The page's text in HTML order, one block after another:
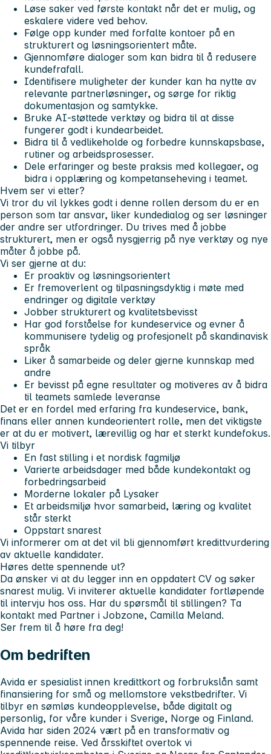
Løse saker ved første kontakt når det er mulig, og
eskalere videre ved behov.
Følge opp kunder med forfalte kontoer på en
strukturert og løsningsorientert måte.
Gjennomføre dialoger som kan bidra til å redusere
kundefrafall.
Identifisere muligheter der kunder kan ha nytte av
relevante partnerløsninger, og sørge for riktig
dokumentasjon og samtykke.
Bruke AI-støttede verktøy og bidra til at disse
fungerer godt i kundearbeidet.
Bidra til å vedlikeholde og forbedre kunnskapsbase,
rutiner og arbeidsprosesser.
Dele erfaringer og beste praksis med kollegaer, og
bidra i opplæring og kompetanseheving i teamet.
Hvem ser vi etter?
Vi tror du vil lykkes godt i denne rollen dersom du er en
person som tar ansvar, liker kundedialog og ser løsninger
der andre ser utfordringer. Du trives med å jobbe
strukturert, men er også nysgjerrig på nye verktøy og nye
måter å jobbe på.
Vi ser gjerne at du:
Er proaktiv og løsningsorientert
Er fremoverlent og tilpasningsdyktig i møte med
endringer og digitale verktøy
Jobber strukturert og kvalitetsbevisst
Har god forståelse for kundeservice og evner å
kommunisere tydelig og profesjonelt på skandinavisk
språk
Liker å samarbeide og deler gjerne kunnskap med
andre
Er bevisst på egne resultater og motiveres av å bidra
til teamets samlede leveranse
Det er en fordel med erfaring fra kundeservice, bank,
finans eller annen kundeorientert rolle, men det viktigste
er at du er motivert, lærevillig og har et sterkt kundefokus.
Vi tilbyr
En fast stilling i et nordisk fagmiljø
Varierte arbeidsdager med både kundekontakt og
forbedringsarbeid
Morderne lokaler på Lysaker
Et arbeidsmiljø hvor samarbeid, læring og kvalitet
står sterkt
Oppstart snarest
Vi informerer om at det vil bli gjennomført kredittvurdering
av aktuelle kandidater.
Høres dette spennende ut?
Da ønsker vi at du legger inn en oppdatert CV og søker
snarest mulig. Vi inviterer aktuelle kandidater fortløpende
til intervju hos oss. Har du spørsmål til stillingen? Ta
kontakt med Partner i Jobzone, Camilla Meland.
Ser frem til å høre fra deg!
Om bedriften
Avida er spesialist innen kredittkort og forbrukslån samt
finansiering for små og mellomstore vekstbedrifter. Vi
tilbyr en sømløs kundeopplevelse, både digitalt og
personlig, for våre kunder i Sverige, Norge og Finland.
Avida har siden 2024 vært på en transformativ og
spennende reise. Ved årsskiftet overtok vi